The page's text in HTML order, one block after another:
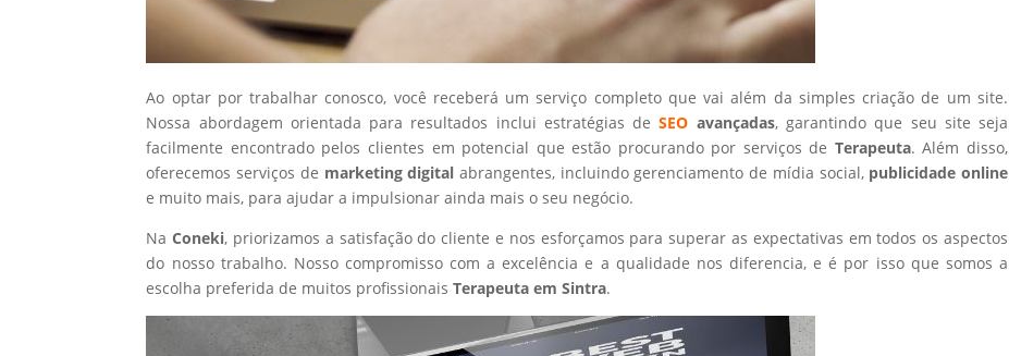
Ao optar por trabalhar conosco, você receberá um serviço completo que vai além da simples criação de um site.
Nossa abordagem orientada para resultados inclui estratégias deSEO avançadas, garantindo que seu site seja
facilmente encontrado pelos clientes em potencial que estão procurando por serviços de Terapeuta. Além disso,
oferecemos serviços de marketing digital abrangentes, incluindo gerenciamento de mídia social, publicidade online
e muito mais, para ajudar a impulsionar ainda mais o seu negócio.
NaConeki, priorizamos a satisfação do cliente e nos esforçamos para superar as expectativas em todos os aspectos
do nosso trabalho. Nosso compromisso com a excelência e a qualidade nos diferencia, e é por isso que somos a
escolha preferida de muitos profissionaisTerapeuta em Sintra.